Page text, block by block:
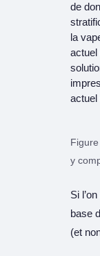
de
la
actuel
actuel
y
Si
base
(et